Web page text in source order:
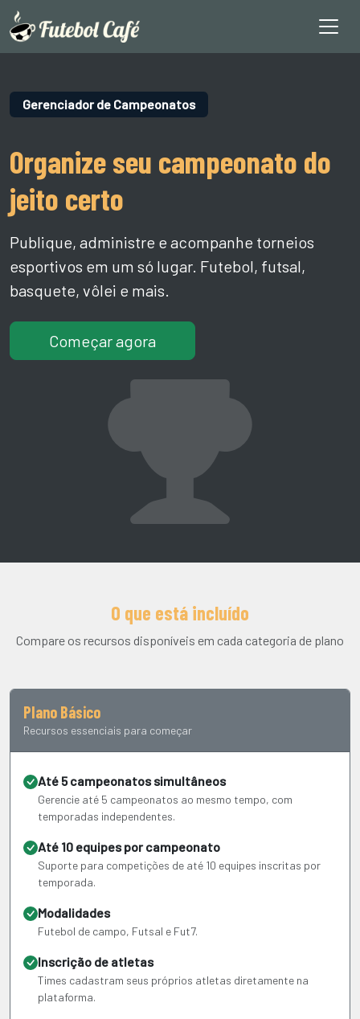
Gerenciador de Campeonatos
Organize seu campeonato do
jeito certo
Publique, administre e acompanhe torneios
esportivos em um só lugar. Futebol, futsal,
basquete, vôlei e mais.
Começar agora
O que está incluído
Compare os recursos disponíveis em cada categoria de plano
Plano Básico
Recursos essenciais para começar
Até 5 campeonatos simultâneos
Gerencie até 5 campeonatos ao mesmo tempo, com
temporadas independentes.
Até 10 equipes por campeonato
Suporte para competições de até 10 equipes inscritas por
temporada.
Modalidades
Futebol de campo, Futsal e Fut7.
Inscrição de atletas
Times cadastram seus próprios atletas diretamente na
plataforma.